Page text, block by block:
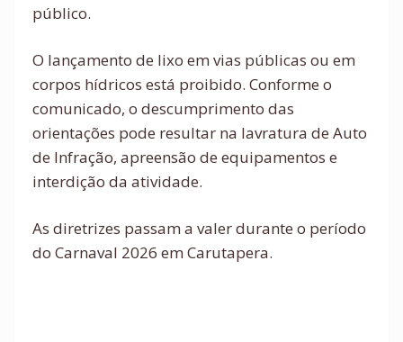
público.
O lançamento de lixo em vias públicas ou em
corpos hídricos está proibido. Conforme o
comunicado, o descumprimento das
orientações pode resultar na lavratura de Auto
de Infração, apreensão de equipamentos e
interdição da atividade.
As diretrizes passam a valer durante o período
do Carnaval 2026 em Carutapera.